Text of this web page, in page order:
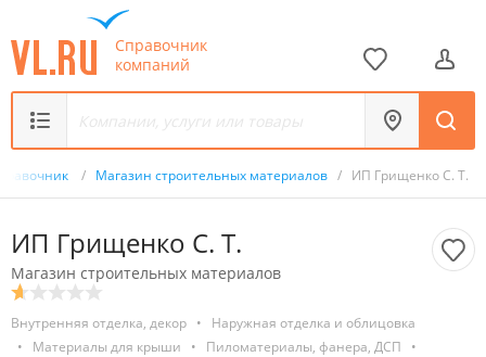
Справочник
компаний
/ Магазин строительных материалов / ИП Грищенко С. Т.
ИП Грищенко С. Т.
Магазин строительных материалов
Внутренняя отделка, декор •
Наружная отделка и облицовка
•
Материалы для крыши • Пиломатериалы, фанера, ДСП
•